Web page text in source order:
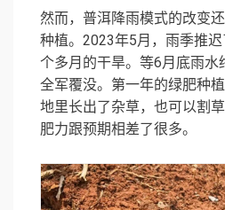
然而，普洱降雨模式的改变
种植。2023年5月，雨季推
个多月的干旱。等6月底雨水
全军覆没。第一年的绿肥种
地里长出了杂草，也可以割
肥力跟预期相差了很多。